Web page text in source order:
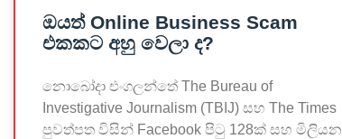
ඔයත් Online Business Scam
එකකට අහු වෙලා ද?
නොබෝදා එංගලන්තේ The Bureau of
Investigative Journalism (TBIJ) සහ The Times
පුවත්පත විසින් Facebook පිටු 128ක් සහ මිලියන